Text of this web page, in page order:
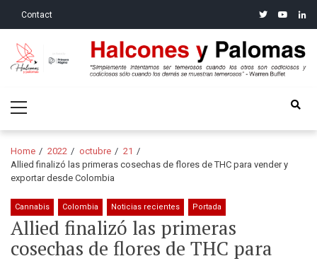
Contact twitteryoutube
Halcones y Palomas
Menu
Home 2022 octubre
21
Allied finalizó las primeras cosechas de flores de THC para vender y
exportar desde Colombia
Cannabis Colombia Noticias recientes Portada
Allied finalizó las primeras
cosechas de flores de THC para